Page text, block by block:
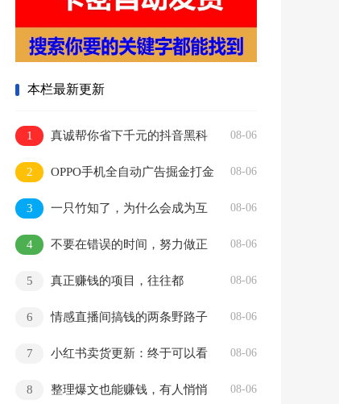
本栏最新更新
08-06
1
真诚帮你省下千元的抖音黑科
技快手直播间人气涨粉点赞云端商城
免费送
08-06
2
OPPO手机全自动广告掘金打金
挂机项目挂机脚本，单机一天9+可批
量放大
08-06
3
一只竹知了，为什么会成为互
联网热点
08-06
4
不要在错误的时间，努力做正
08-06
5
真正赚钱的项目，往往都
08-06
6 情感直播间搞钱的两条野路子
08-06
7
小红书卖货更新：终于可以看
08-06
8
整理爆文也能赚钱，有人悄悄